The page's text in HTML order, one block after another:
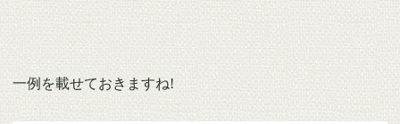
一例を載せておきますね!